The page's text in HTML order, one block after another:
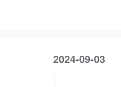
2024-09-03